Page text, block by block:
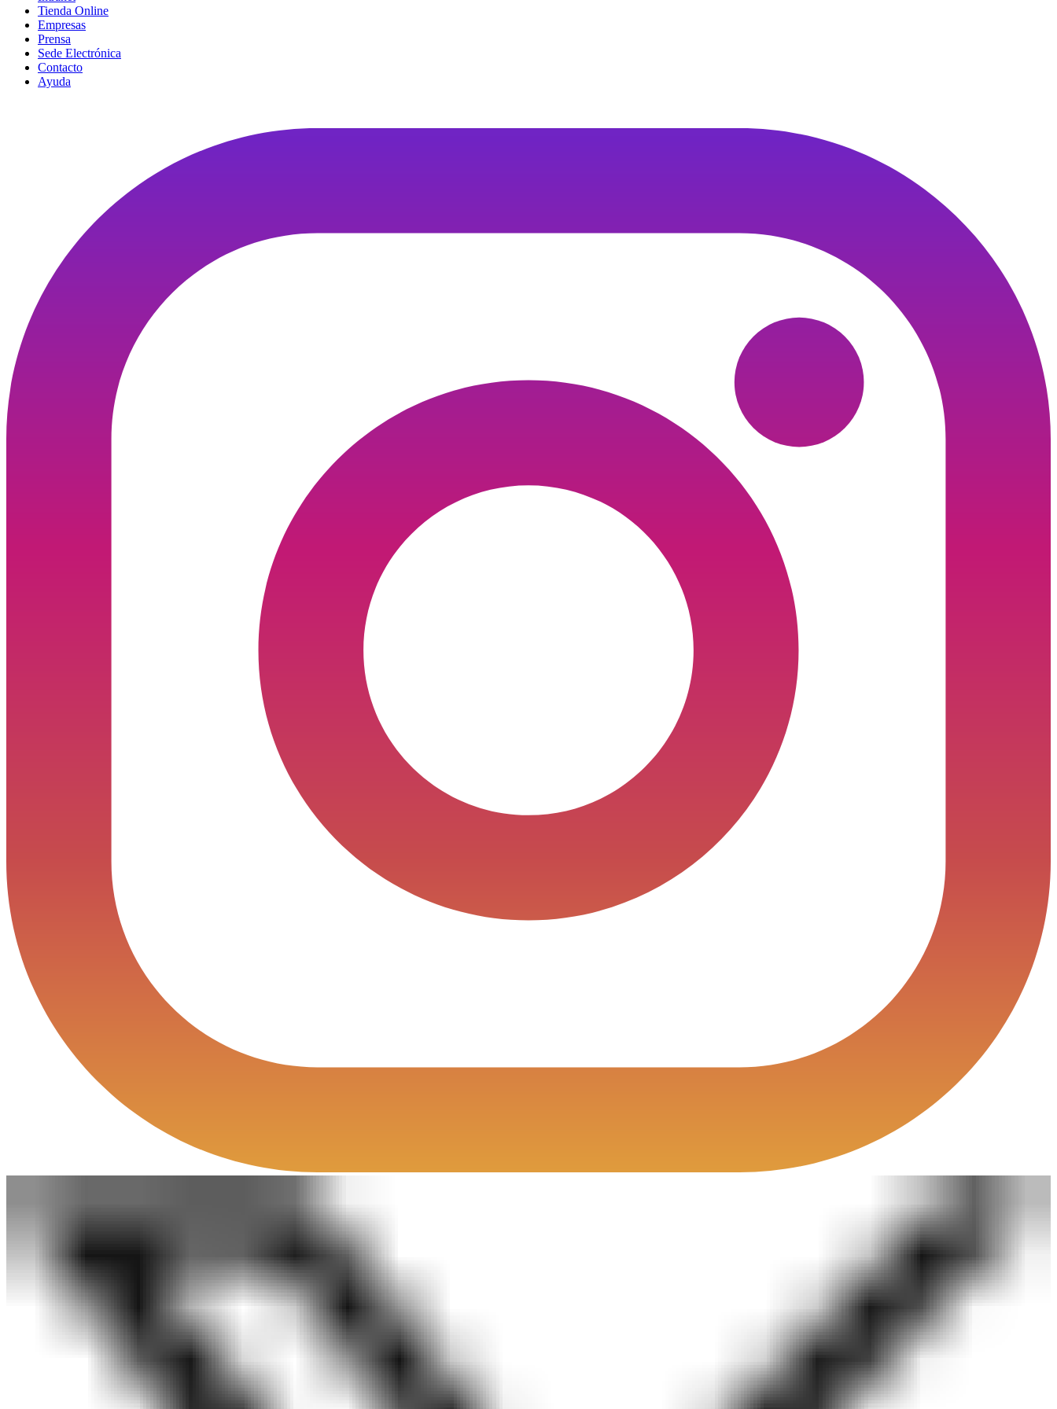
Tienda Online
Empresas
Prensa
Sede Electrónica
Contacto
Ayuda